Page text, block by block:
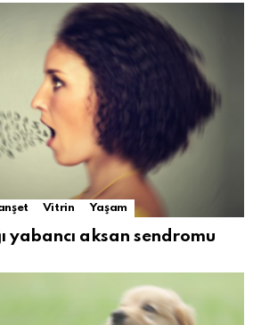
Vitrin Yaşam
yabancı aksan sendromu